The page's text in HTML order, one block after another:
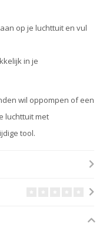
op je luchttuit en vul
in je
wil oppompen of een
luchttuit met
tool.